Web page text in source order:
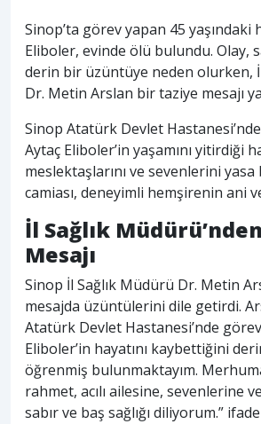
Sinop’ta görev yapan 45 yaşındaki
Eliboler, evinde ölü bulundu. Olay,
derin bir üzüntüye neden olurken,
Dr. Metin Arslan bir taziye mesajı
Sinop Atatürk Devlet
Aytaç Eliboler’in yaşamını yitirdiği
meslektaşlarını ve sevenlerini yasa
camiası, deneyimli hemşirenin ani
İl Sağlık
Mesajı
Sinop İl Sağlık Müdürü Dr. Metin
mesajda üzüntülerini dile getirdi.
Atatürk Devlet Hastanesi’nde
Eliboler’in hayatını kaybettiğini
öğrenmiş bulunmaktayım.
rahmet, acılı ailesine, sevenlerine
sabır ve baş sağlığı diliyorum.”